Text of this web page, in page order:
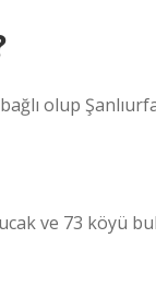
olup
ve 73 köyü